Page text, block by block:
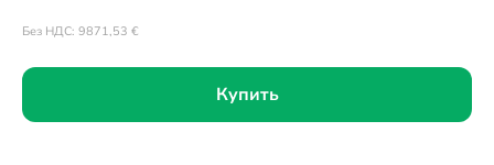
Без НДС: 9871,53 €
Купить